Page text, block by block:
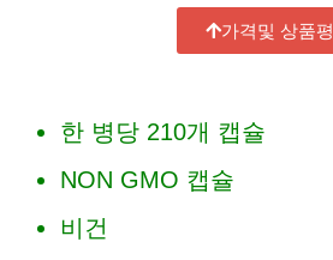
가격및 상품평
한 병당 210개 캡슐
NON GMO 캡슐
비건